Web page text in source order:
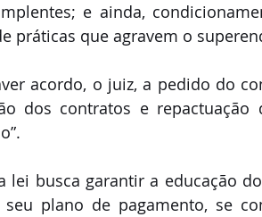
e ainda,
práticas que agravem o
acordo, o juiz, a pedido do
dos contratos e repactuação
lei busca garantir a educação
plano de pagamento, se